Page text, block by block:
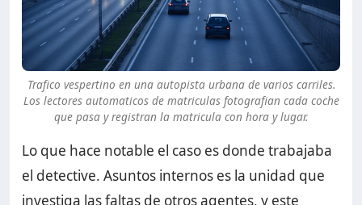
Trafico vespertino en una autopista urbana de varios carriles.
Los lectores automaticos de matriculas fotografian cada coche
que pasa y registran la matricula con hora y lugar.
Lo que hace notable el caso es donde trabajaba
el detective. Asuntos internos es la unidad que
investiga las faltas de otros agentes, y este